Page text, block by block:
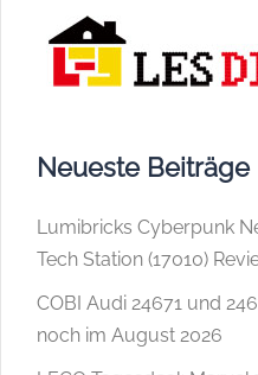
Neueste Beiträge
Lumibricks Cyberpunk
Tech Station (17010)
COBI Audi 24671 und
noch im August 2026